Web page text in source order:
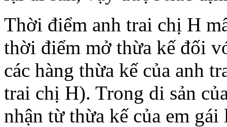
Thời điểm anh trai chị H
thời điểm mở thừa kế đối
các hàng thừa kế của anh
trai chị H). Trong di sản
nhận từ thừa kế của em